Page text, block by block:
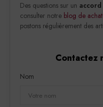
Des questions sur un
consulter notre blog de
postons régulièrement des
Contactez
Nom